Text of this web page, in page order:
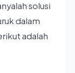
solusi
dalam
adalah